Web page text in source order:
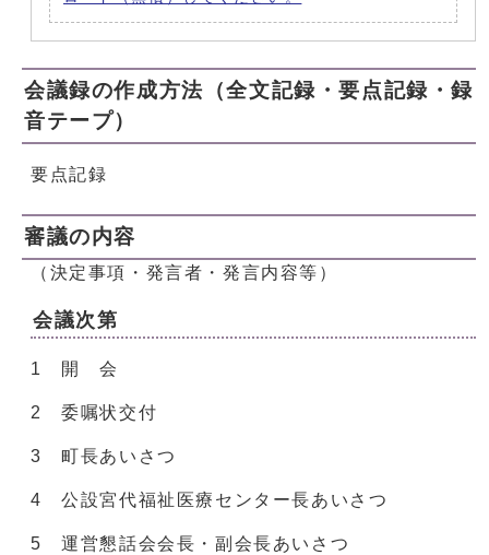
会議録の作成方法（全文記録・要点記録・録
音テープ）
要点記録
審議の内容
（決定事項・発言者・発言内容等）
会議次第
1 開 会
2 委嘱状交付
3 町長あいさつ
4 公設宮代福祉医療センター長あいさつ
5 運営懇話会会長・副会長あいさつ